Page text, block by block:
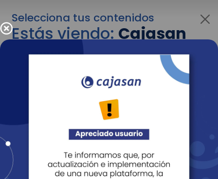
Selecciona tus contenidos
Estás viendo:Cajasan
corporativo
Para cambiar al contenido de tu interés más
adelante recuerda utilizar el menú
Entendido